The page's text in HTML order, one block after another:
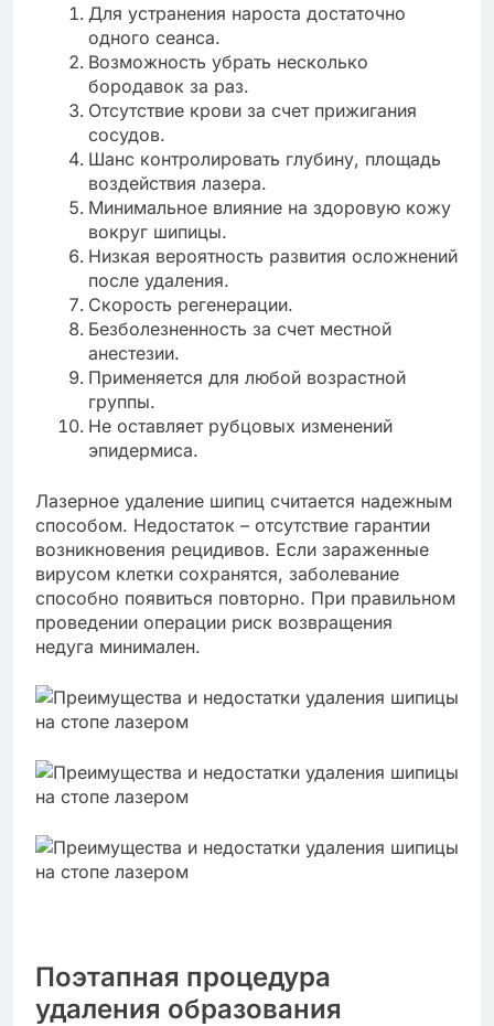
Для устранения нароста достаточно
одного сеанса.
Возможность убрать несколько
бородавок за раз.
Отсутствие крови за счет прижигания
сосудов.
Шанс контролировать глубину, площадь
воздействия лазера.
Минимальное влияние на здоровую кожу
вокруг шипицы.
Низкая вероятность развития осложнений
после удаления.
Скорость регенерации.
Безболезненность за счет местной
анестезии.
Применяется для любой возрастной
группы.
Не оставляет рубцовых изменений
эпидермиса.
Лазерное удаление шипиц считается надежным
способом. Недостаток – отсутствие гарантии
возникновения рецидивов. Если зараженные
вирусом клетки сохранятся, заболевание
способно появиться повторно. При правильном
проведении операции риск возвращения
недуга минимален.
Поэтапная процедура
удаления образования